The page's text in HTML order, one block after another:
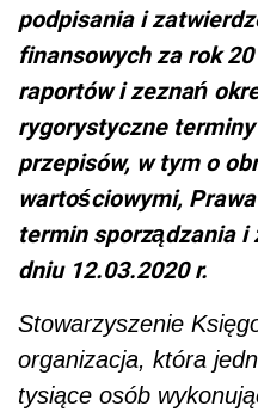
podpisania i
finansowych za rok
raportów i zeznań
rygorystyczne
przepisów, w tym o
wartościowymi,
termin sporządzania i
dniu 12.03.2020 r.
Stowarzyszenie
organizacja, która
tysiące osób